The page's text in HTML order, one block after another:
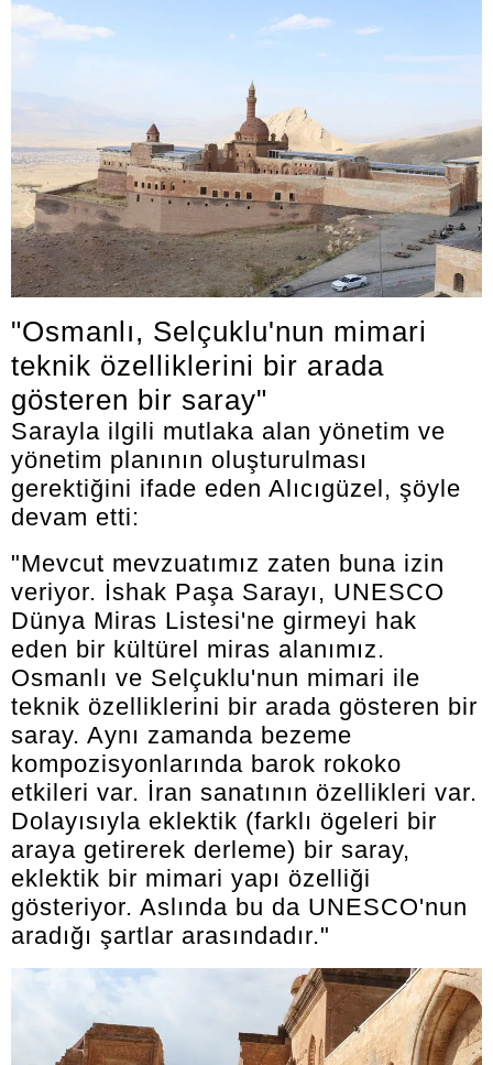
"Osmanlı, Selçuklu'nun mimari
teknik özelliklerini bir arada
gösteren bir saray"
Sarayla ilgili mutlaka alan yönetim ve
yönetim planının oluşturulması
gerektiğini ifade eden Alıcıgüzel, şöyle
devam etti:
"Mevcut mevzuatımız zaten buna izin
veriyor. İshak Paşa Sarayı, UNESCO
Dünya Miras Listesi'ne girmeyi hak
eden bir kültürel miras alanımız.
Osmanlı ve Selçuklu'nun mimari ile
teknik özelliklerini bir arada gösteren bir
saray. Aynı zamanda bezeme
kompozisyonlarında barok rokoko
etkileri var. İran sanatının özellikleri var.
Dolayısıyla eklektik (farklı ögeleri bir
araya getirerek derleme) bir saray,
eklektik bir mimari yapı özelliği
gösteriyor. Aslında bu da UNESCO'nun
aradığı şartlar arasındadır."